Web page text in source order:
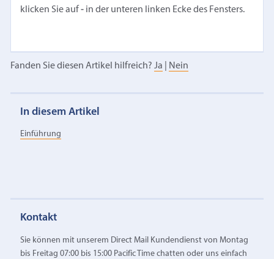
klicken Sie auf- in der unteren linken Ecke des Fensters.
Fanden Sie diesen Artikel hilfreich? Ja Nein
In diesem Artikel
Einführung
Kontakt
Sie können mit unserem Direct Mail Kundendienst von Montag
bis Freitag 07:00 bis 15:00 Pacific Time chatten oder uns einfach